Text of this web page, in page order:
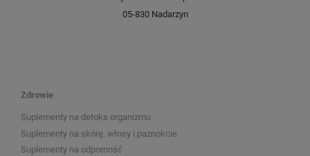
05-830 Nadarzyn
Zdrowie
Suplementy na detoks organizmu
Suplementy na skórę, włosy i paznokcie
Suplementy na odporność